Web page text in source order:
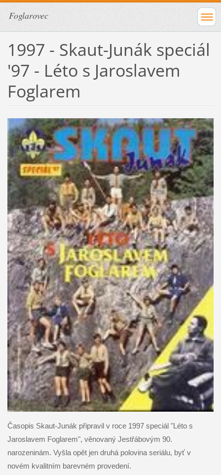
Foglarovec
1997 - Skaut-Junák speciál
'97 - Léto s Jaroslavem
Foglarem
Časopis Skaut-Junák připravil v roce 1997 speciál "Léto s
Jaroslavem Foglarem", věnovaný Jestřábovým 90.
narozeninám. Vyšla opět jen druhá polovina seriálu, byť v
novém kvalitním barevném provedení.